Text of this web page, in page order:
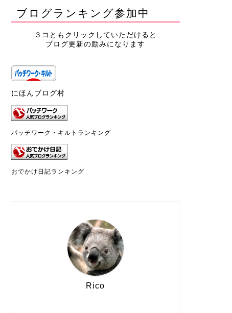
ブログランキング参加中
３コともクリックしていただけると
ブログ更新の励みになります
にほんブログ村
パッチワーク・キルトランキング
おでかけ日記ランキング
Rico